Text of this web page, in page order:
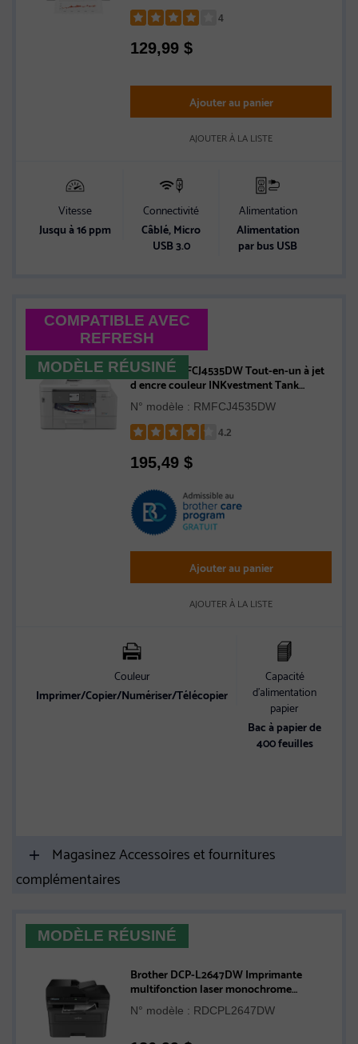
4
4
129,99 $
Ajouter au panier
AJOUTER À LA LISTE
Vitesse
Jusqu à 16 ppm
Connectivité
Câblé, Micro
USB 3.0
Alimentation
Alimentation
par bus USB
COMPATIBLE AVEC
REFRESH
MODÈLE RÉUSINÉBrother RMFCJ4535DW Tout-en-un à jet
d encre couleur INKvestment Tank
compatible avec l’Abonnement Refresh -
Remise à neuf
N° modèle : RMFCJ4535DW
4.2
4.2
of
5
stars
195,49 $
Ajouter au panier
AJOUTER À LA LISTE
Couleur
Imprimer/Copier/Numériser/Télécopier
Capacité
d’alimentation
papier
Bac à papier de
400 feuilles
Magasinez Accessoires et fournitures
complémentaires
MODÈLE RÉUSINÉ
Brother DCP-L2647DW Imprimante
multifonction laser monochrome
N° modèle : RDCPL2647DW